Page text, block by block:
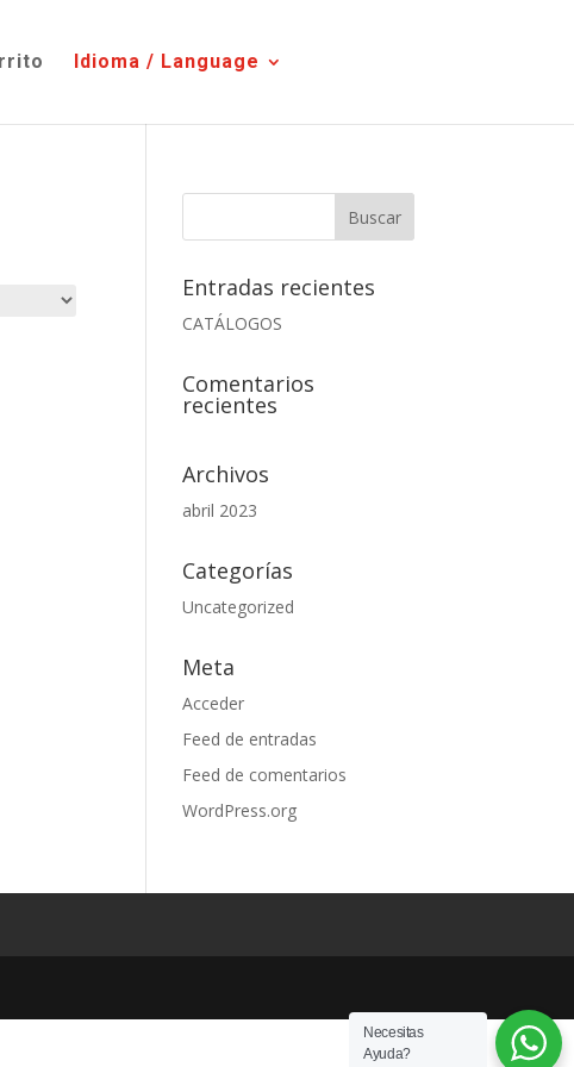
Idioma / Language
Entradas recientes
CATÁLOGOS
Comentarios
recientes
Archivos
abril 2023
Categorías
Uncategorized
Meta
Acceder
Feed de entradas
Feed de comentarios
WordPress.org
Necesitas
Ayuda?